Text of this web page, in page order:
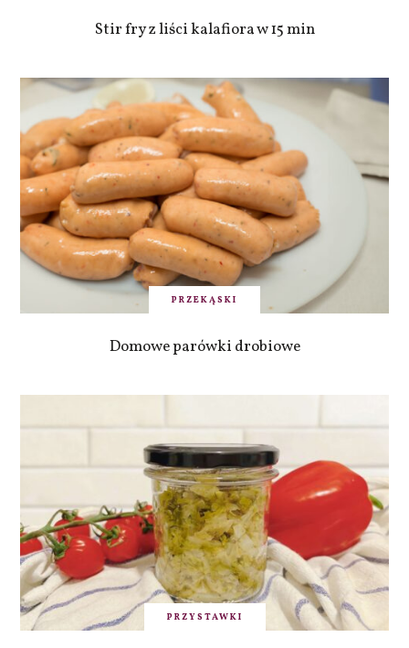
Stir fry z liści kalafiora w 15 min
PRZEKĄSKI
Domowe parówki drobiowe
PRZYSTAWKI